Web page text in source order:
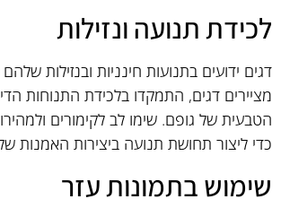
לכידת תנועה ונזילות
דגים ידועים בתנועות חינניות ובנזילות
מציירים דגים, התמקדו בלכידת התנוחות
הטבעית של גופם. שימו לב לקימורים
כדי ליצור תחושת תנועה ביצירות האמנות
שימוש בתמונות עזר